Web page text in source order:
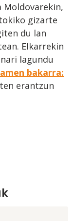
Moldovarekin,
gizarte
du lan
Elkarrekin
lagundu
bakarra:
erantzun